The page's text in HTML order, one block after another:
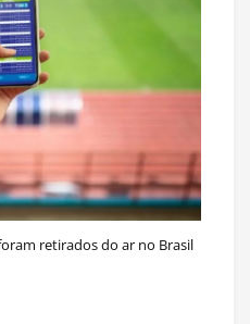
retirados do ar no Brasil